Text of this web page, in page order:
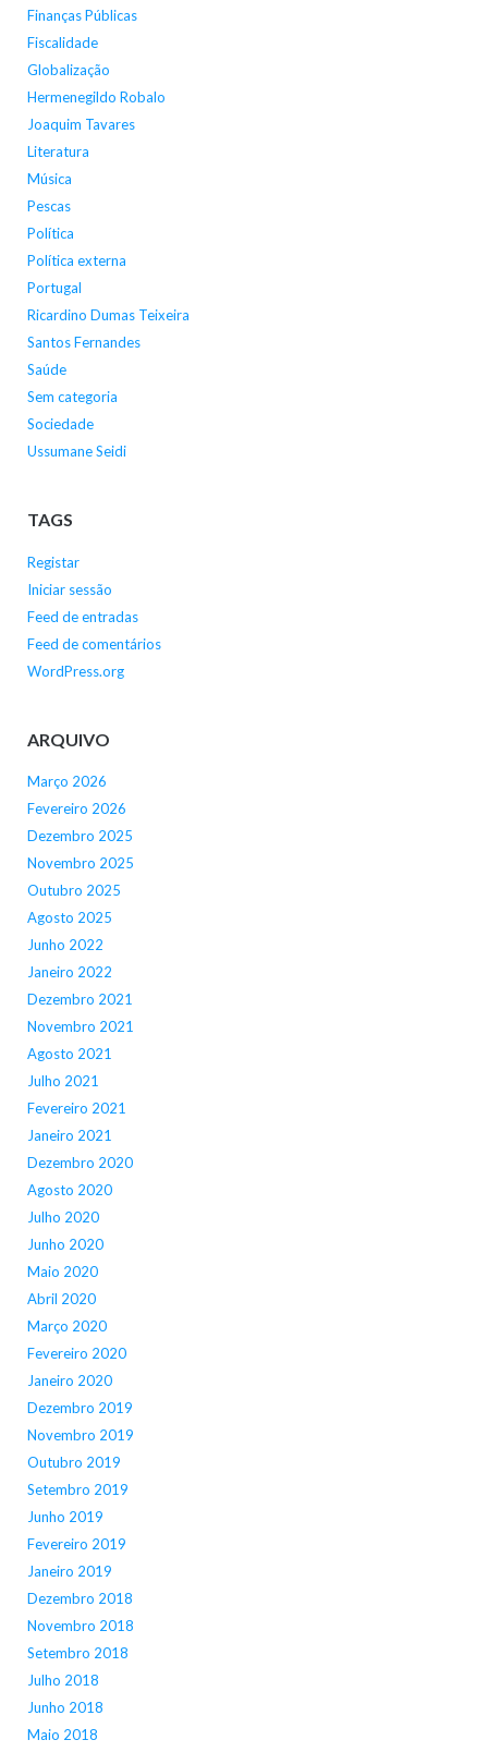
Finanças Públicas
Fiscalidade
Globalização
Hermenegildo Robalo
Joaquim Tavares
Literatura
Música
Pescas
Política
Política externa
Portugal
Ricardino Dumas Teixeira
Santos Fernandes
Saúde
Sem categoria
Sociedade
Ussumane Seidi
TAGS
Registar
Iniciar sessão
Feed de entradas
Feed de comentários
WordPress.org
ARQUIVO
Março 2026
Fevereiro 2026
Dezembro 2025
Novembro 2025
Outubro 2025
Agosto 2025
Junho 2022
Janeiro 2022
Dezembro 2021
Novembro 2021
Agosto 2021
Julho 2021
Fevereiro 2021
Janeiro 2021
Dezembro 2020
Agosto 2020
Julho 2020
Junho 2020
Maio 2020
Abril 2020
Março 2020
Fevereiro 2020
Janeiro 2020
Dezembro 2019
Novembro 2019
Outubro 2019
Setembro 2019
Junho 2019
Fevereiro 2019
Janeiro 2019
Dezembro 2018
Novembro 2018
Setembro 2018
Julho 2018
Junho 2018
Maio 2018